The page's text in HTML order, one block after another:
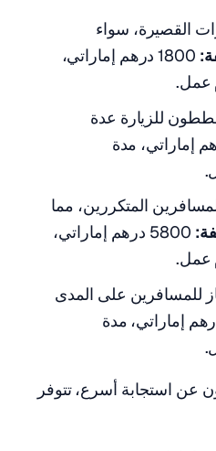
القصيرة، سواء
1800 درهم إماراتي،
للزيارة عدة
درهم إماراتي، مدة
المتكررين، مما
5800 درهم إماراتي،
للمسافرين على المدى
درهم إماراتي، مدة
عن استجابة أسرع، تتوفر